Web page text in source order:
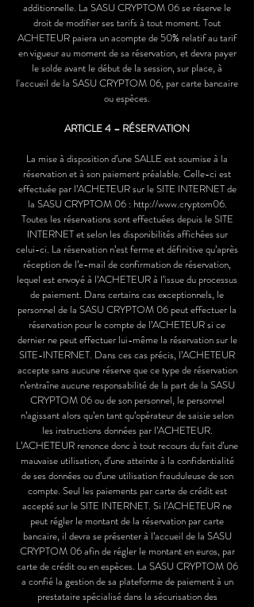
additionnelle. La SASU CRYPTOM 06 se réserve le
droit de modifier ses tarifs à tout moment. Tout
ACHETEUR paiera un acompte de 50% relatif au tarif
en vigueur au moment de sa réservation, et devra payer
le solde avant le début de la session, sur place, à
l'accueil de la SASU CRYPTOM 06, par carte bancaire
ou espèces.
ARTICLE 4 – RÉSERVATION
La mise à disposition d’une SALLE est soumise à la
réservation et à son paiement préalable. Celle-ci est
effectuée par l’ACHETEUR sur le SITE INTERNET de
la SASU CRYPTOM 06 : http://www.cryptom06.
Toutes les réservations sont effectuées depuis le SITE
INTERNET et selon les disponibilités affichées sur
celui-ci. La réservation n’est ferme et définitive qu’après
réception de l’e-mail de confirmation de réservation,
lequel est envoyé à l’ACHETEUR à l’issue du processus
de paiement. Dans certains cas exceptionnels, le
personnel de la SASU CRYPTOM 06 peut effectuer la
réservation pour le compte de l’ACHETEUR si ce
dernier ne peut effectuer lui-même la réservation sur le
SITE-INTERNET. Dans ces cas précis, l’ACHETEUR
accepte sans aucune réserve que ce type de réservation
n’entraîne aucune responsabilité de la part de la SASU
CRYPTOM 06 ou de son personnel, le personnel
n’agissant alors qu’en tant qu’opérateur de saisie selon
les instructions données par l’ACHETEUR.
L’ACHETEUR renonce donc à tout recours du fait d’une
mauvaise utilisation, d’une atteinte à la confidentialité
de ses données ou d’une utilisation frauduleuse de son
compte. Seul les paiements par carte de crédit est
accepté sur le SITE INTERNET. Si l’ACHETEUR ne
peut régler le montant de la réservation par carte
bancaire, il devra se présenter à l’accueil de la SASU
CRYPTOM 06 afin de régler le montant en euros, par
carte de crédit ou en espèces. La SASU CRYPTOM 06
a confié la gestion de sa plateforme de paiement à un
prestataire spécialisé dans la sécurisation des